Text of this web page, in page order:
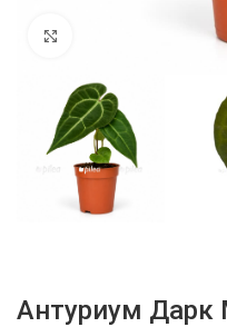
Нажмите, чтобы
Антуриум